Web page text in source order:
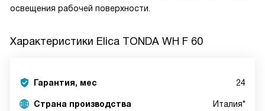
освещения рабочей поверхности.
Характеристики Elica TONDA WH F 60
Гарантия, мес 24
Страна производства Италия*